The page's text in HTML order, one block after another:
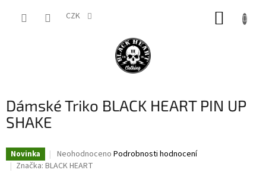
CZK
Dámské Triko BLACK HEART PIN UP
SHAKE
Novinka
Průměrné
hodnocení
Neohodnoceno Podrobnosti hodnocení
Značka: BLACK HEART